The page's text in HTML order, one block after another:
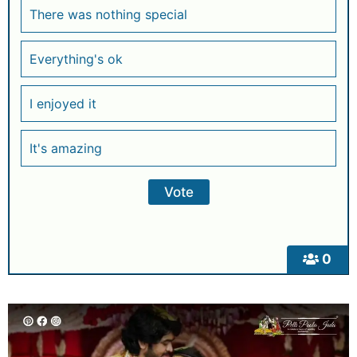
0
There was nothing special
Everything's ok
I enjoyed it
It's amazing